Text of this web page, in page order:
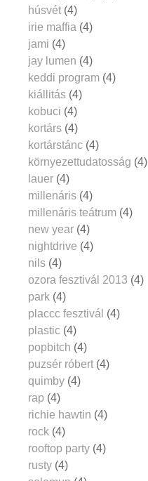
húsvét (4)
irie maffia (4)
jami (4)
jay lumen (4)
keddi program (4)
kiállitás (4)
kobuci (4)
kortárs (4)
kortárstánc (4)
környezettudatosság (4)
lauer (4)
millenáris (4)
millenáris teátrum (4)
new year (4)
nightdrive (4)
nils (4)
ozora fesztivál 2013 (4)
park (4)
placcc fesztivál (4)
plastic (4)
popbitch (4)
puzsér róbert (4)
quimby (4)
rap (4)
richie hawtin (4)
rock (4)
rooftop party (4)
rusty (4)